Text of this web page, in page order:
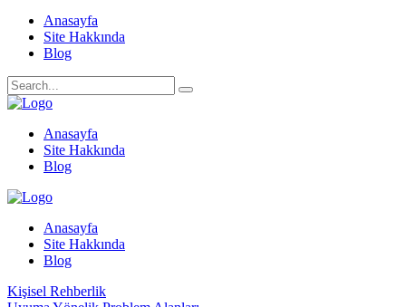
Anasayfa
Site Hakkında
Blog
Anasayfa
Site Hakkında
Blog
Anasayfa
Site Hakkında
Blog
Kişisel Rehberlik